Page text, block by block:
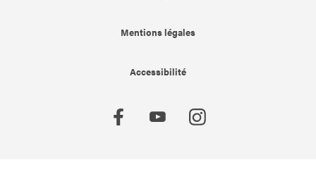
Mentions légales
Accessibilité